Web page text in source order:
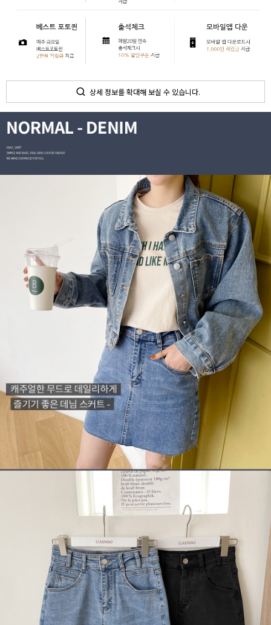
상세 정보를 확대해 보실 수 있습니다.